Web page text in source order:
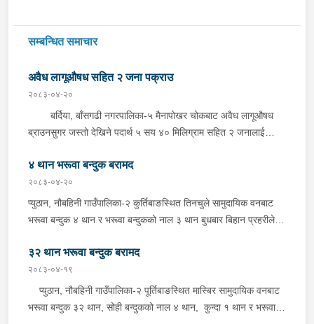
सम्बन्धित समाचार
अवैध लागूऔषध सहित २ जना पक्राउ
२०८३-०४-२०
बर्दिया, बाँसगढी नगरपालिका-५ मैनापोखर चोकबाट अवैध लागूऔषध
ब्राउनसुगर जस्तो देखिने पदार्थ ५ सय ४० मिलिग्राम सहित २ जनालाई
नगरपालिका-६ बस्ने २४ वर्षीय किरण नेपाली र ३६ वर्षीय सतिराम थारू रहेका
छन् । इलाका प्रहरी कार्यालय मोतिपुरबाट खटिएको प्रहरीले दमौलीबाट
बासगढीतर्फ आउँदै गरेको भे.५ प २०३९ नम्बरको मोटरसाइकलमा सवार
उनीहरूलाई उक्त पदार्थ सहित पक्राउ गरेको हो ।यस सम्बन्धमा प्रहरीले
४ थान भरूवा बन्दुक बरामद
२०८३-०४-२०
प्युठान, नौबहिनी गाउँपालिका-२ कुर्तिबाङस्थित तिनचुले सामुदायिक वनबाट
भरूवा बन्दुक ४ थान र भरूवा बन्दुकको नाल ३ थान बुधबार बिहान प्रहरीले
उक्त बन्दुक फेला पारी बरामद गरेको हो । यस सम्बन्धमा प्रहरीले आवश्यक
अनुसन्धान गरिरहेको छ ।
३२ थान भरूवा बन्दुक बरामद
२०८३-०४-१९
प्युठान, नौबहिनी गाउँपालिका-२ पूर्तिबाङस्थित मास्बिर सामुदायिक वनबाट
भरूवा बन्दुक ३२ थान, सोही बन्दुकको नाल ४ थान, कुन्दा १ थान र भरूवा